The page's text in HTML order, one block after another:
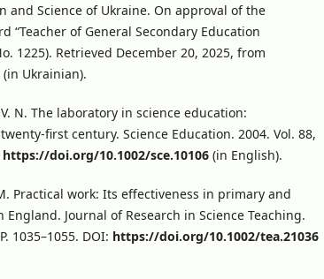
and Science of Ukraine. On approval of the
“Teacher of General Secondary Education
1225). Retrieved December 20, 2025, from
(in Ukrainian).
N. The laboratory in science education:
first century. Science Education. 2004. Vol. 88,
https://doi.org/10.1002/sce.10106 (in English).
Practical work: Its effectiveness in primary and
England. Journal of Research in Science Teaching.
1035–1055. DOI: https://doi.org/10.1002/tea.21036